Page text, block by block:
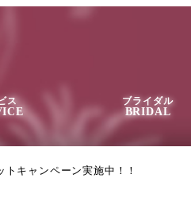
ス ブライダル
BRIDAL
トキャンペーン実施中！！